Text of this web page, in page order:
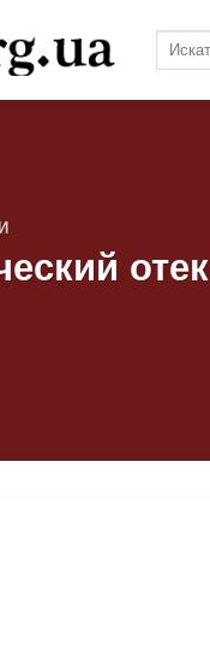
отек